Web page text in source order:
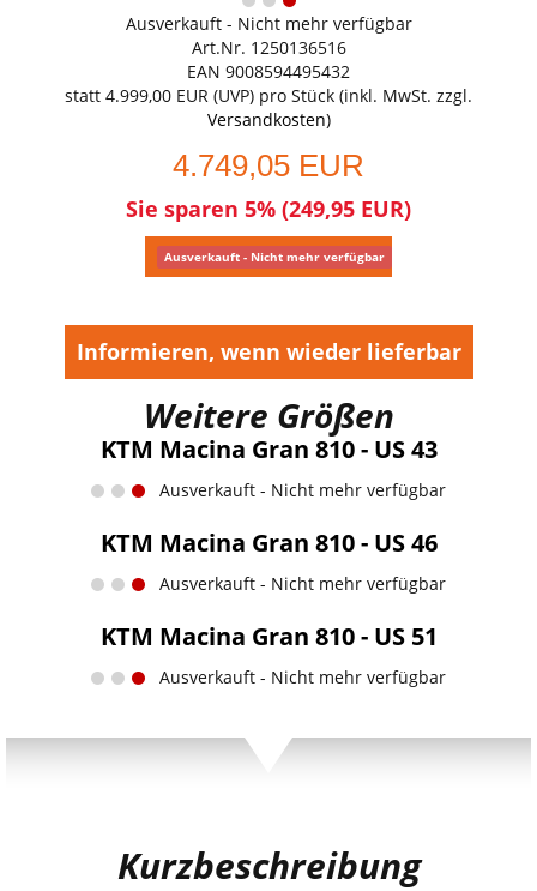
Ausverkauft - Nicht mehr verfügbar
Art.Nr. 1250136516
EAN 9008594495432
statt 4.999,00 EUR (UVP) pro Stück (inkl. MwSt. zzgl.
Versandkosten)
4.749,05 EUR
Sie sparen 5% (249,95 EUR)
Ausverkauft - Nicht mehr verfügbar
Informieren, wenn wieder lieferbar
Weitere Größen
KTM Macina Gran 810 - US 43
Ausverkauft - Nicht mehr verfügbar
KTM Macina Gran 810 - US 46
Ausverkauft - Nicht mehr verfügbar
KTM Macina Gran 810 - US 51
Ausverkauft - Nicht mehr verfügbar
Kurzbeschreibung